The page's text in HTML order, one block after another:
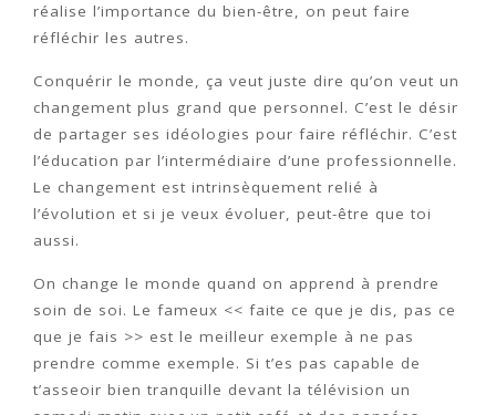
réalise l’importance du bien-être, on peut faire
réfléchir les autres.
Conquérir le monde, ça veut juste dire qu’on veut un
changement plus grand que personnel. C’est le désir
de partager ses idéologies pour faire réfléchir. C’est
l’éducation par l’intermédiaire d’une professionnelle.
Le changement est intrinsèquement relié à
l’évolution et si je veux évoluer, peut-être que toi
aussi.
On change le monde quand on apprend à prendre
soin de soi. Le fameux << faite ce que je dis, pas ce
que je fais >> est le meilleur exemple à ne pas
prendre comme exemple. Si t’es pas capable de
t’asseoir bien tranquille devant la télévision un